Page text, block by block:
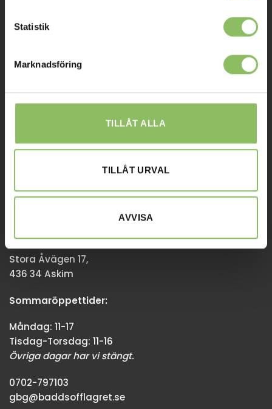
Statistik
Marknadsföring
TILLÅT ALLA
TILLÅT URVAL
AVVISA
168 67 Bromma
Sommaröppettider:
Tisdag-Torsdag: 11-18
Övriga dagar har vi stängt.
info@baddsofflagret.se
Stora Åvägen 17,
436 34 Askim
Sommaröppettider:
Måndag: 11-17
Tisdag-Torsdag: 11-16
Övriga dagar har vi stängt.
0702-797103
gbg@baddsofflagret.se